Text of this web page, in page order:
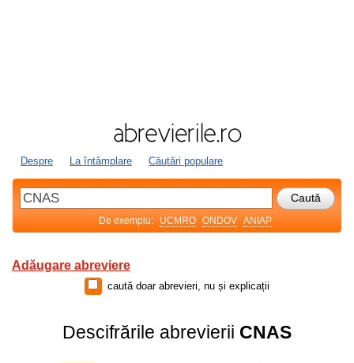
Despre La întâmplare Căutări populare
De exemplu: UCMRO ONDOV ANIAP
Adăugare abreviere
caută doar abrevieri, nu și explicații
Descifrările abrevierii CNAS